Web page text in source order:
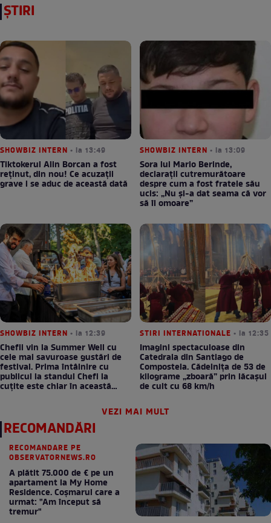
ȘTIRI
SHOWBIZ INTERN • la 13:49
Tiktokerul Alin Borcan a fost
reținut, din nou! Ce acuzații
grave i se aduc de această dată
SHOWBIZ INTERN • la 13:09
Sora lui Mario Berinde,
declarații cutremurătoare
despre cum a fost fratele său
ucis: „Nu și-a dat seama că vor
să îl omoare”
SHOWBIZ INTERN • la 12:39
Chefii vin la Summer Well cu
cele mai savuroase gustări de
festival. Prima întâlnire cu
publicul la standul Chefi la
cuțite este chiar în această
STIRI INTERNATIONALE • la 12:35
Imagini spectaculoase din
Catedrala din Santiago de
Compostela. Cădelnița de 53 de
kilograme „zboară” prin lăcașul
de cult cu 68 km/h
VEZI MAI MULT
RECOMANDĂRI
RECOMANDARE PE
OBSERVATORNEWS.RO
A plătit 75.000 de € pe un
apartament la My Home
Residence. Coşmarul care a
urmat: "Am început să
tremur"